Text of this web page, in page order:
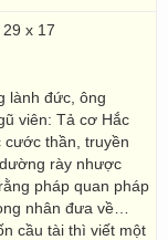
29 x 17
lành đức, ông
viên: Tả cơ Hắc
thần, truyền
rày nhược
pháp quan pháp
nhân đưa về…
cầu tài thì viết một